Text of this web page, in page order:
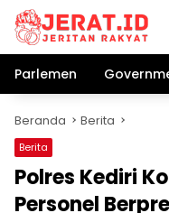
Langsung
konten
Parlemen
Beranda Berita
Berita
Polres Kediri
Personel